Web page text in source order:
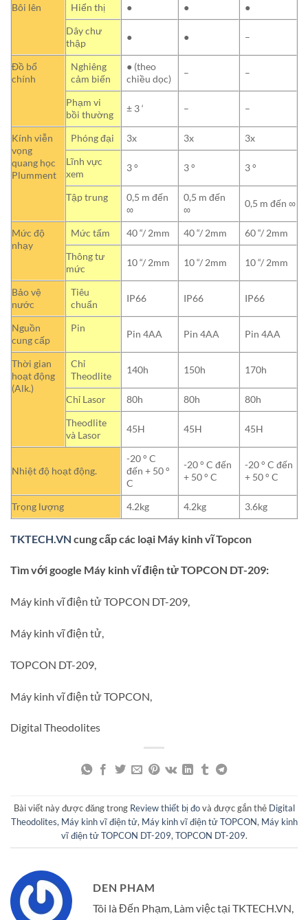
Bôi lên Hiển thị ● ●
●
Dây chư
thập
● ● –
Đồ bổ
chính
Nghiêng
cảm biến
● (theo
chiều dọc)
– –
Phạm vi
bồi thường
± 3 ‘ – –
Kính viễn
vọng
quang học
Plumment
Phóng đại 3x 3x
3x
Lĩnh vực
xem
3 ° 3 ° 3 °
Tập trung
0,5 m đến
∞
0,5 m đến
∞
0,5 m đến ∞
Mức độ
nhạy
Mức tấm 40 “/ 2mm 40 “/ 2mm
60 “/ 2mm
Thông tư
mức
10 “/ 2mm 10 “/ 2mm 10 “/ 2mm
Bảo vệ
nước
Tiêu
chuẩn
IP66 IP66 IP66
Nguồn
cung cấp
Pin
Pin 4AA Pin 4AA Pin 4AA
Thời gian
hoạt động
(Alk.)
Chỉ
Theodlite
140h 150h 170h
Chỉ Lasor 80h 80h
80h
Theodlite
và Lasor
45H 45H 45H
Nhiệt độ hoạt động.
-20 ° C
đến + 50 °
C
-20 ° C đến
+ 50 ° C
-20 ° C đến
+ 50 ° C
Trọng lượng 4.2kg 4.2kg 3.6kg
TKTECH.VN cung cấp các loại Máy kinh vĩ Topcon
Tìm với google Máy kinh vĩ điện tử TOPCON DT-209:
Máy kinh vĩ điện tử TOPCON DT-209,
Máy kinh vĩ điện tử,
TOPCON DT-209,
Máy kinh vĩ điện tử TOPCON,
Digital Theodolites
Bài viết này được đăng trong Review thiết bị đovà được gắn thẻ Digital
Theodolites, Máy kinh vĩ điện tử, Máy kinh vĩ điện tử TOPCON, Máy kinh
vĩ điện tử TOPCON DT-209, TOPCON DT-209.
DEN PHAM
Tôi là Đến Phạm, Làm việc tại TKTECH.VN,